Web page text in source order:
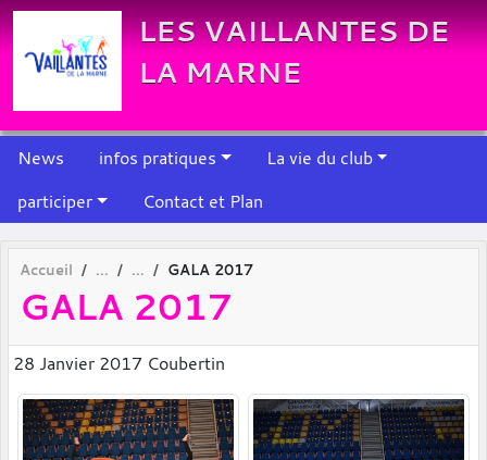
LES VAILLANTES DE
LA MARNE
News infos pratiques
La vie du club
participer
Contact et Plan
Accueil GALA 2017
GALA 2017
28 Janvier 2017 Coubertin
Panneau de gestion des cookies